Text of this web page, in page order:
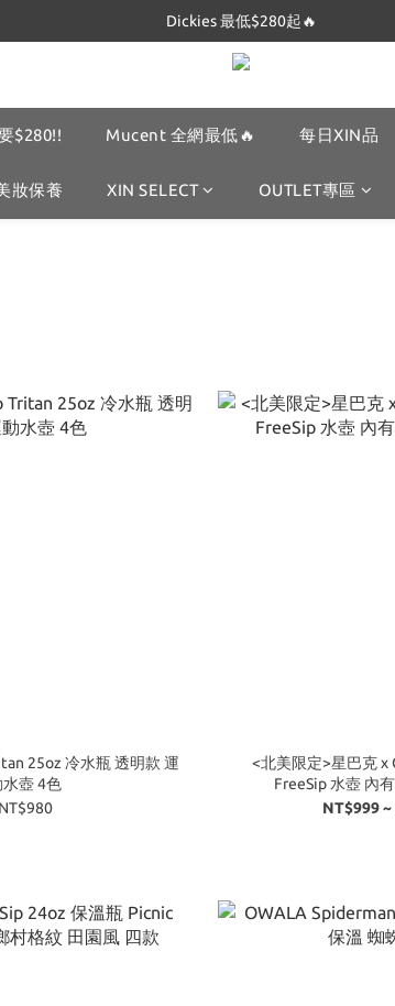
Dickies 最低$280起🔥
Dickies 最低$280起🔥
Mucent 全網最低🔥
Dickies 最低$280起🔥
$280!! Mucent 全網最低🔥 每日XIN品
妝保養 XIN SELECT OUTLET專區
水壺 4色
NT$980
<北美限定>星巴克 x
FreeSip 水壺 內
NT$999